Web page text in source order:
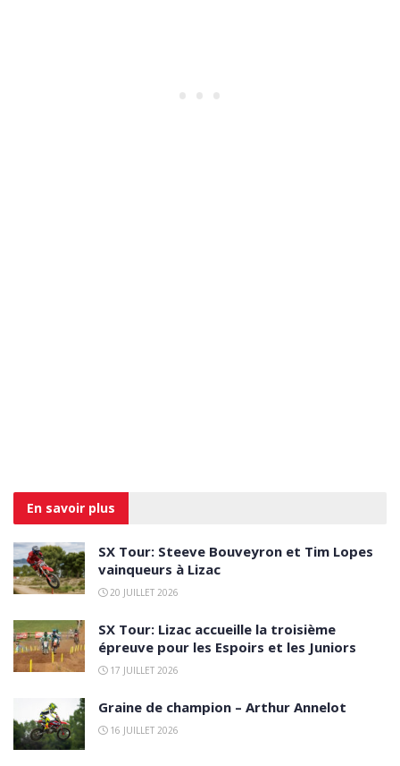
En savoir plus
SX Tour: Steeve Bouveyron et Tim Lopes
vainqueurs à Lizac
20 JUILLET 2026
SX Tour: Lizac accueille la troisième
épreuve pour les Espoirs et les Juniors
17 JUILLET 2026
Graine de champion – Arthur Annelot
16 JUILLET 2026